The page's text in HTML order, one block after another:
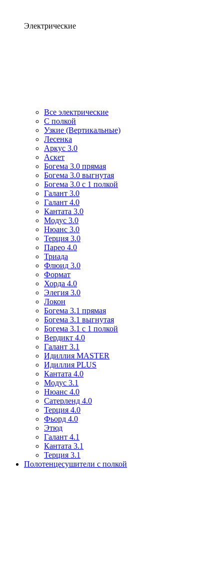
Электрические
Все электрические
С полкой
Узкие (Вертикальные)
Лесенка
Аркус 3.0
Аскет
Богема 3.0 прямая
Богема 3.0 выгнутая
Богема 3.0 с 1 полкой
Галант 3.0
Галант 4.0
Кантата 3.0
Модус 3.0
Нюанс 3.0
Терция 3.0
Парео 4.0
Триада
Флюид 3.0
Формат
Хорда 4.0
Элегия 3.0
Локон
Богема 3.1 прямая
Богема 3.1 выгнутая
Богема 3.1 с 1 полкой
Вердикт 4.0
Галант 3.1
Идиллия MASTER
Идиллия PLUS
Кантата 4.0
Модус 3.1
Нюанс 4.0
Сатерленд 4.0
Терция 4.0
Фьорд 4.0
Этюд
Галант 4.1
Кантата 3.1
Терция 3.1
Полотенцесушители с полкой